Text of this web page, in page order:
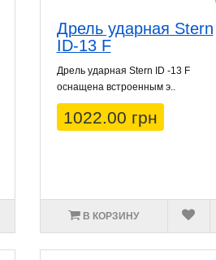
Дрель ударная Stern
ID-13 F
Дрель ударная Stern ID -13 F
оснащена встроенным э..
1022.00 грн
В КОРЗИНУ